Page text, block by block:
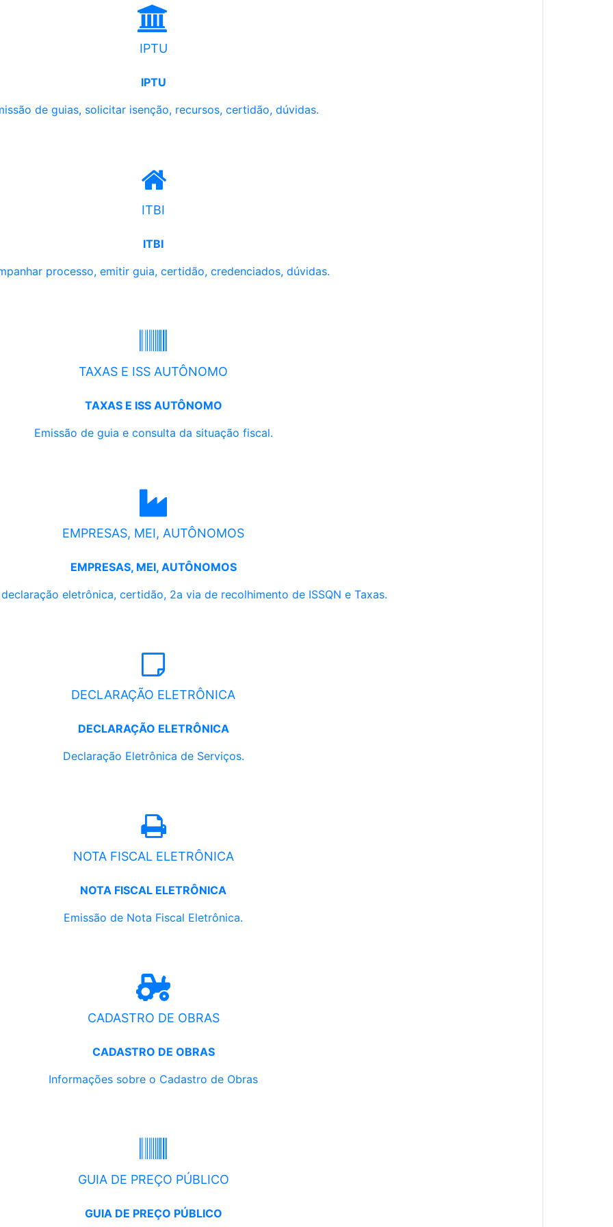
IPTU
IPTU
de guias, solicitar isenção, recursos, certidão, dúvidas.
ITBI
ITBI
processo, emitir guia, certidão, credenciados, dúvidas.
TAXAS E ISS AUTÔNOMO
TAXAS E ISS AUTÔNOMO
Emissão de guia e consulta da situação fiscal.
EMPRESAS, MEI, AUTÔNOMOS
EMPRESAS, MEI, AUTÔNOMOS
eletrônica, certidão, 2a via de recolhimento de ISSQN e Taxas.
DECLARAÇÃO ELETRÔNICA
DECLARAÇÃO ELETRÔNICA
Declaração Eletrônica de Serviços.
NOTA FISCAL ELETRÔNICA
NOTA FISCAL ELETRÔNICA
Emissão de Nota Fiscal Eletrônica.
CADASTRO DE OBRAS
CADASTRO DE OBRAS
Informações sobre o Cadastro de Obras
GUIA DE PREÇO PÚBLICO
GUIA DE PREÇO PÚBLICO